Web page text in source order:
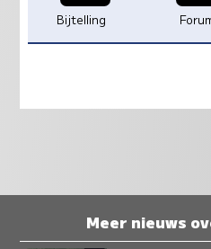
Bijtelling
Meer nieuws